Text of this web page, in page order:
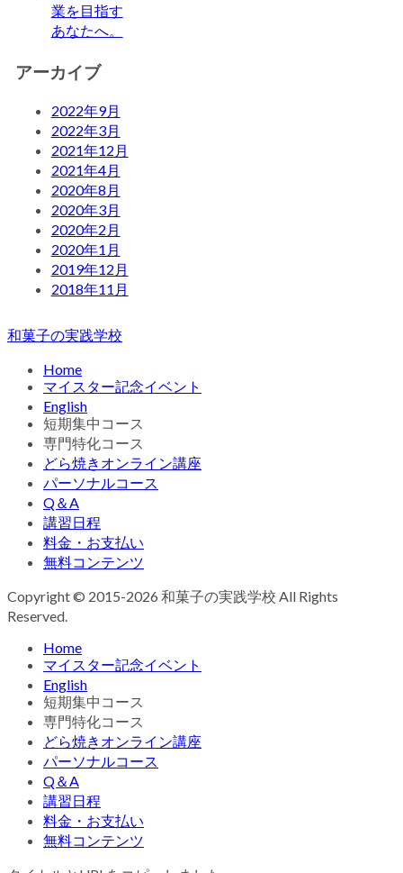
業を目指す
あなたへ。
アーカイブ
2022年9月
2022年3月
2021年12月
2021年4月
2020年8月
2020年3月
2020年2月
2020年1月
2019年12月
2018年11月
和菓子の実践学校
Home
マイスター記念イベント
English
短期集中コース
専門特化コース
どら焼きオンライン講座
パーソナルコース
Q＆A
講習日程
料金・お支払い
無料コンテンツ
Copyright © 2015-2026 和菓子の実践学校 All Rights
Reserved.
Home
マイスター記念イベント
English
短期集中コース
専門特化コース
どら焼きオンライン講座
パーソナルコース
Q＆A
講習日程
料金・お支払い
無料コンテンツ